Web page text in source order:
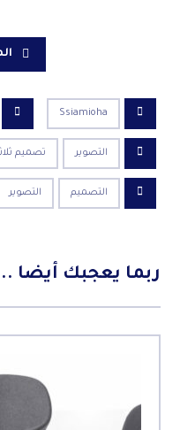
Ssiamioha
التصوير تصميم
التصميم التصوير
ربما يعجبك أيضا